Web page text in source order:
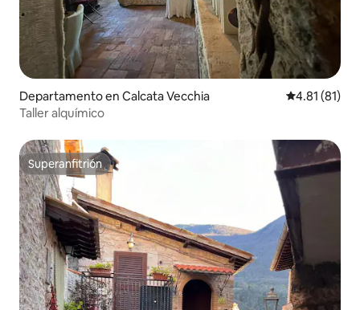
Departamento en Calcata Vecchia Calificación
4.81 (81)
Taller alquímico
Superanfitrión
Superanfitrión